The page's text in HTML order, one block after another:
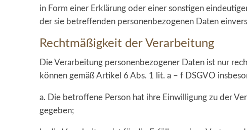
in Form einer Erklärung oder einer sonstigen
der sie betreffenden personenbezogenen Daten
Rechtmäßigkeit der Verarbeitung
Die Verarbeitung personenbezogener Daten ist nur
können gemäß Artikel 6 Abs. 1 lit. a – f DSGVO
a. Die betroffene Person hat ihre Einwilligung zu der
gegeben;